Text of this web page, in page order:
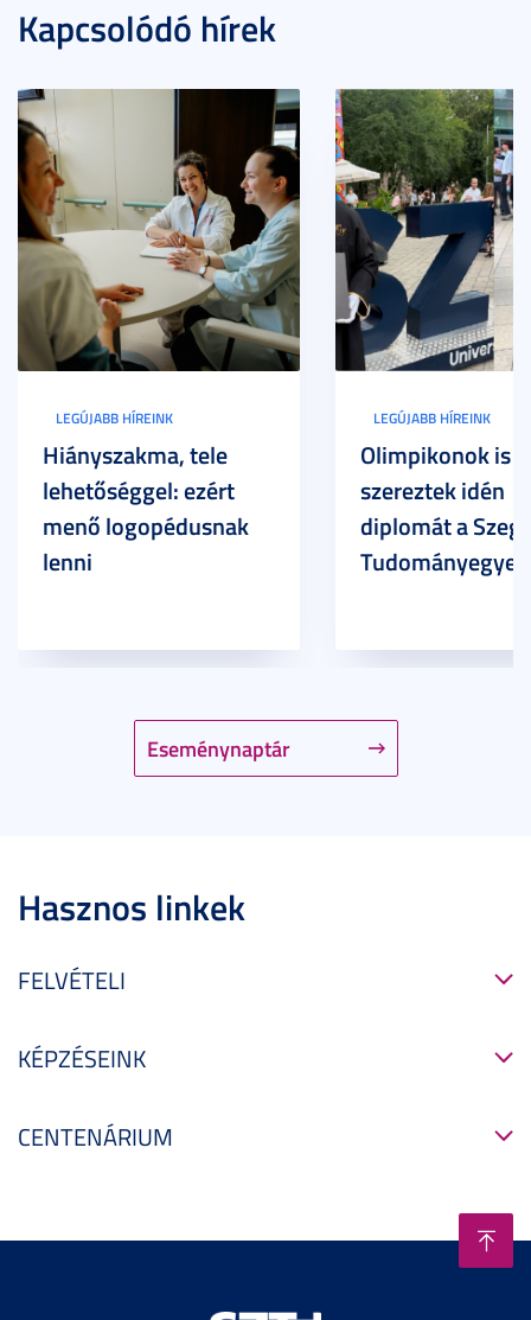
Kapcsolódó hírek
Eseménynaptár
LEGÚJABB HÍREINK
Hiányszakma, tele
lehetőséggel: ezért
menő logopédusnak
lenni
LEGÚJABB HÍREINK
Olimpikonok is
szereztek idén
diplomát a
Hasznos linkek
FELVÉTELI
KÉPZÉSEINK
CENTENÁRIUM